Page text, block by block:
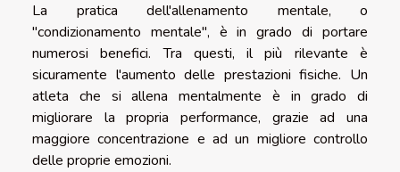
La pratica dell'allenamento mentale, o
"condizionamento mentale", è in grado di portare
numerosi benefici. Tra questi, il più rilevante è
sicuramente l'aumento delle prestazioni fisiche. Un
atleta che si allena mentalmente è in grado di
migliorare la propria performance, grazie ad una
maggiore concentrazione e ad un migliore controllo
delle proprie emozioni.